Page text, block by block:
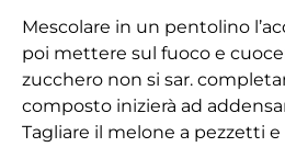
Mescolare in un pentolino
poi mettere sul fuoco e
zucchero non si sar.
composto inizierà ad
Tagliare il melone a pezzetti